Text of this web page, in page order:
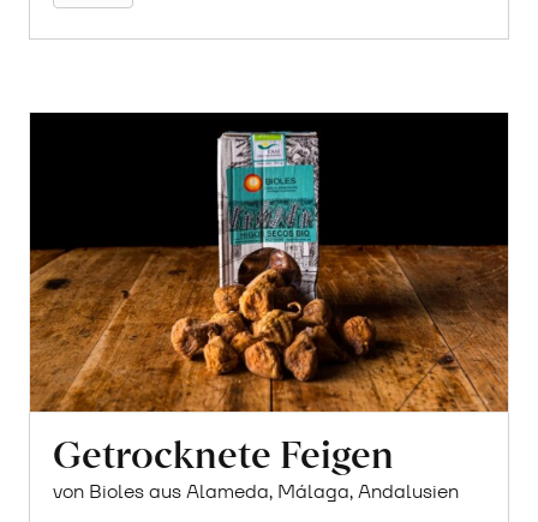
Getrocknete Feigen
von Bioles aus Alameda, Málaga, Andalusien